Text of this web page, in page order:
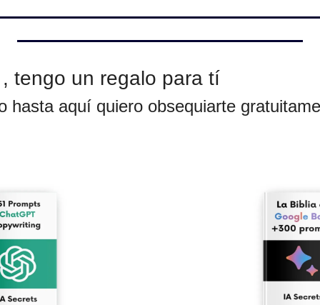
tengo un regalo para tí
hasta aquí quiero obsequiarte